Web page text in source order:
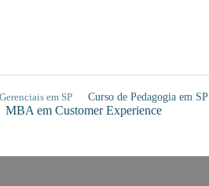
em SP Curso de Pedagogia em SP
MBA em Customer Experience